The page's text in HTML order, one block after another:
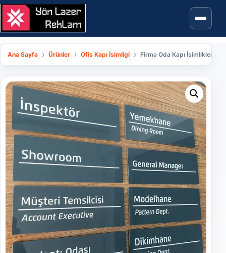
İçeriğe geç
Ana Sayfa Ürünler Ofis Kapı İsimligi Firma Oda Kapı İsimlikleri